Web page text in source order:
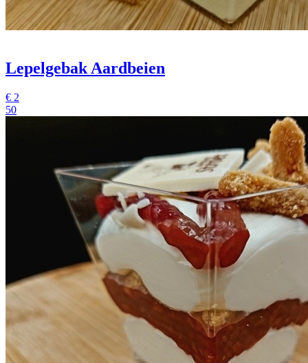
Lepelgebak Aardbeien
€ 2
50